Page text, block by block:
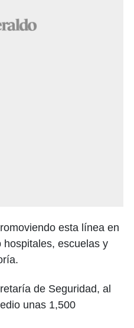
esta línea en
hospitales, escuelas y
de Seguridad, al
unas 1,500